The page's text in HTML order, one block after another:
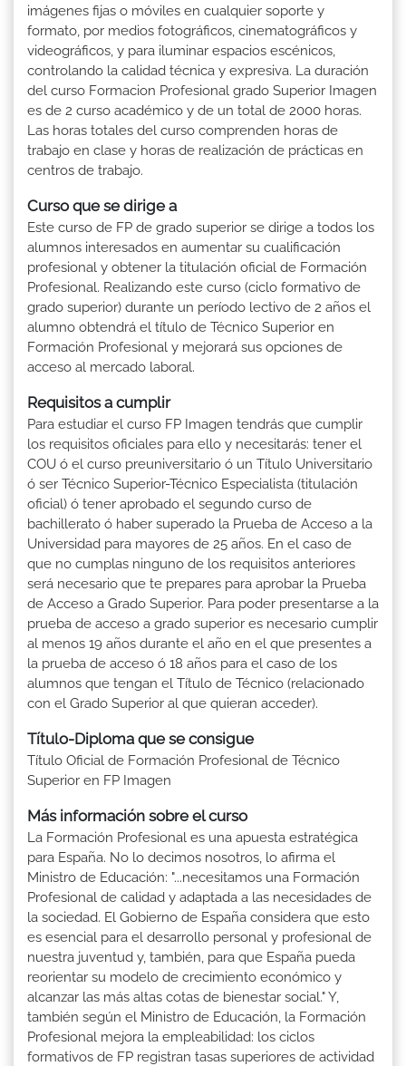
imágenes fijas o móviles en cualquier soporte y
formato, por medios fotográficos, cinematográficos y
videográficos, y para iluminar espacios escénicos,
controlando la calidad técnica y expresiva. La duración
del curso Formacion Profesional grado Superior Imagen
es de 2 curso académico y de un total de 2000 horas.
Las horas totales del curso comprenden horas de
trabajo en clase y horas de realización de prácticas en
centros de trabajo.
Curso que se dirige a
Este curso de FP de grado superior se dirige a todos los
alumnos interesados en aumentar su cualificación
profesional y obtener la titulación oficial de Formación
Profesional. Realizando este curso (ciclo formativo de
grado superior) durante un período lectivo de 2 años el
alumno obtendrá el título de Técnico Superior en
Formación Profesional y mejorará sus opciones de
acceso al mercado laboral.
Requisitos a cumplir
Para estudiar el curso FP Imagen tendrás que cumplir
los requisitos oficiales para ello y necesitarás: tener el
COU ó el curso preuniversitario ó un Título Universitario
ó ser Técnico Superior-Técnico Especialista (titulación
oficial) ó tener aprobado el segundo curso de
bachillerato ó haber superado la Prueba de Acceso a la
Universidad para mayores de 25 años. En el caso de
que no cumplas ninguno de los requisitos anteriores
será necesario que te prepares para aprobar la Prueba
de Acceso a Grado Superior. Para poder presentarse a la
prueba de acceso a grado superior es necesario cumplir
al menos 19 años durante el año en el que presentes a
la prueba de acceso ó 18 años para el caso de los
alumnos que tengan el Título de Técnico (relacionado
con el Grado Superior al que quieran acceder).
Título-Diploma que se consigue
Título Oficial de Formación Profesional de Técnico
Superior en FP Imagen
Más información sobre el curso
La Formación Profesional es una apuesta estratégica
para España. No lo decimos nosotros, lo afirma el
Ministro de Educación: "...necesitamos una Formación
Profesional de calidad y adaptada a las necesidades de
la sociedad. El Gobierno de España considera que esto
es esencial para el desarrollo personal y profesional de
nuestra juventud y, también, para que España pueda
reorientar su modelo de crecimiento económico y
alcanzar las más altas cotas de bienestar social." Y,
también según el Ministro de Educación, la Formación
Profesional mejora la empleabilidad: los ciclos
formativos de FP registran tasas superiores de actividad